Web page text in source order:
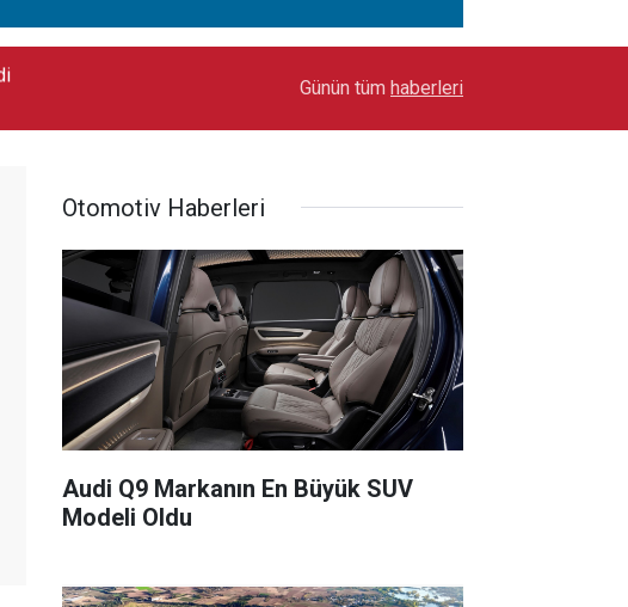
Toyota Otomotiv Sanayi Türkiye Üretime Ara
Günün tüm haberleri
Otomotiv Haberleri
Audi Q9 Markanın En Büyük SUV
Modeli Oldu